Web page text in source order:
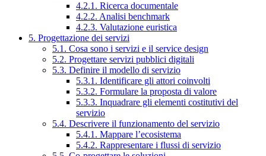
4.2.1. Ricerca documentale
4.2.2. Analisi benchmark
4.2.3. Valutazione euristica
5. Progettazione dei servizi
5.1. Cosa sono i servizi e il service design
5.2. Progettare servizi pubblici digitali
5.3. Definire il modello di servizio
5.3.1. Identificare gli attori coinvolti
5.3.2. Formulare la proposta di valore
5.3.3. Inquadrare gli elementi costitutivi del
servizio
5.4. Descrivere il funzionamento del servizio
5.4.1. Mappare l’ecosistema
5.4.2. Rappresentare i flussi di servizio